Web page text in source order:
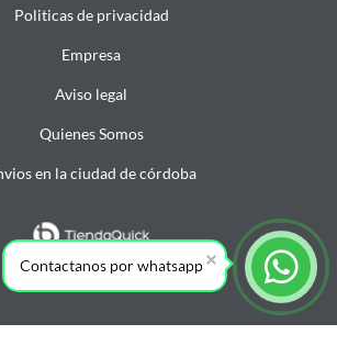
Politicas de privacidad
Empresa
Aviso legal
Quienes Somos
en la ciudad de córdoba
Contactanos por whatsapp